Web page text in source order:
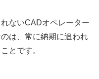
ないCADオペレーター
は、常に納期に追われ
とです。